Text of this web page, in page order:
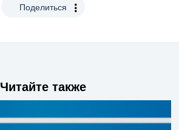
Поделиться
Читайте также